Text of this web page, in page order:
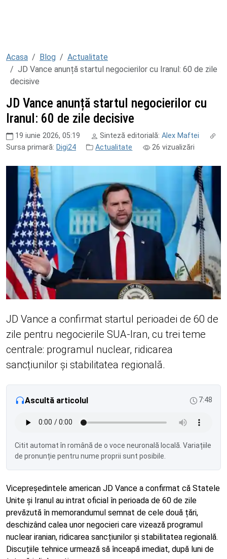
Acasa Blog
Actualitate
JD Vance anunță startul negocierilor cu Iranul: 60 de zile
decisive
JD Vance anunță startul negocierilor cu
Iranul: 60 de zile decisive
19 iunie 2026, 05:19 Sinteză editorială: Alex Maftei
Sursa primară: Digi24 Actualitate 26 vizualizări
JD Vance a confirmat startul perioadei de 60 de
zile pentru negocierile SUA-Iran, cu trei teme
centrale: programul nuclear, ridicarea
sancțiunilor și stabilitatea regională.
Ascultă articolul 7:48
Citit automat în română de o voce neuronală locală. Variațiile
de pronunție pentru nume proprii sunt posibile.
Vicepreședintele american JD Vance a confirmat că Statele
Unite și Iranul au intrat oficial în perioada de 60 de zile
prevăzută în memorandumul semnat de cele două țări,
deschizând calea unor negocieri care vizează programul
nuclear iranian, ridicarea sancțiunilor și stabilitatea regională.
Discuțiile tehnice urmează să înceapă imediat, după luni de